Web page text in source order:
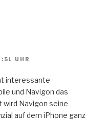
UHR
interessante
und Navigon das
Navigon seine
auf dem iPhone ganz